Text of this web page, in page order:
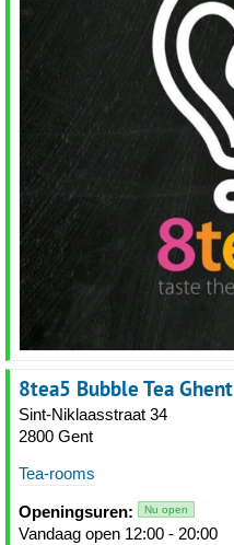
8tea5 Bubble Tea Ghent
Sint-Niklaasstraat 34
2800 Gent
Tea-rooms
Openingsuren: Nu open
Vandaag open 12:00 - 20:00